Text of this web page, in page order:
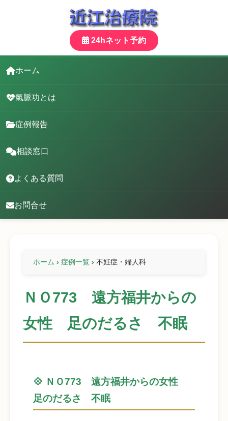
24hネット予約
ホーム
氣脈功とは
症例報告
相談窓口
よくある質問
お問合せ
ホーム › 症例一覧 › 不妊症・婦人科
ＮＯ773 遠方福井からの
女性 足のだるさ 不眠
💠 ＮＯ773 遠方福井からの女性
足のだるさ 不眠